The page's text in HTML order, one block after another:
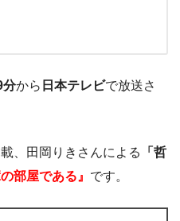
分から 日本テレビで放送さ
、田岡りきさんによる
「哲
の部屋である』 です。